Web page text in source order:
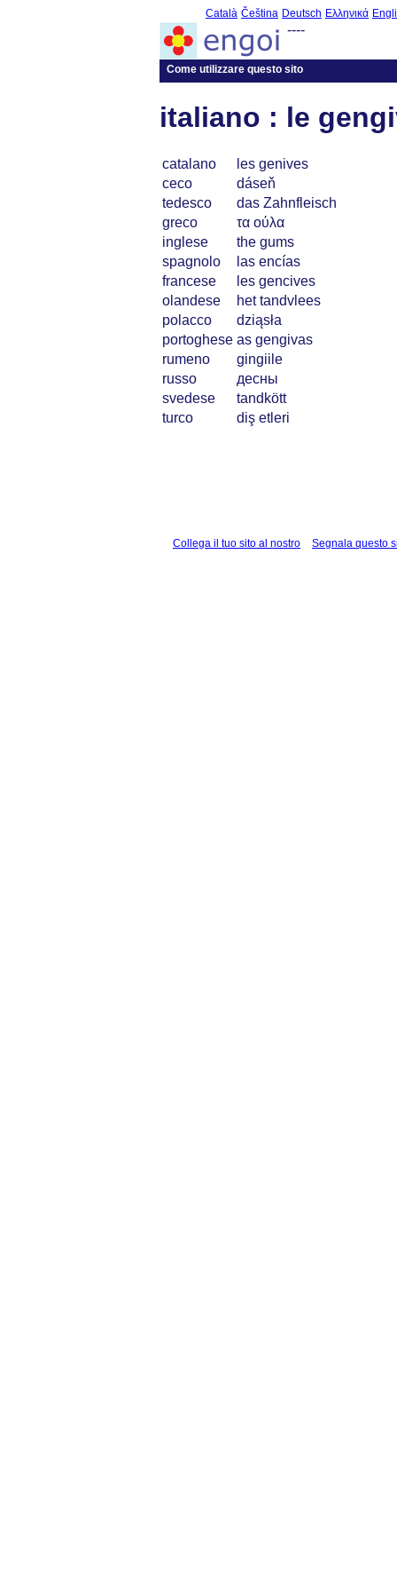
Català Čeština Deutsch Ελληνικά
----
Come utilizzare questo sito
italiano : le
catalano
les genives
ceco
dáseň
tedesco
das Zahnfleisch
greco
τα ούλα
inglese
the gums
spagnolo
las encías
francese
les gencives
olandese
het tandvlees
polacco
dziąsła
portoghese as gengivas
rumeno
gingiile
russo
десны
svedese
tandkött
turco
diş etleri
Collega il tuo sito al nostro Segnala questo